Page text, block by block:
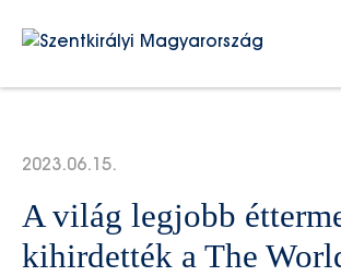
A világ legjobb
kihirdették a The
2023.06.15.